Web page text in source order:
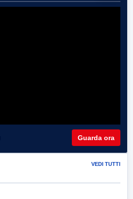
Guarda ora
VEDI TUTTI